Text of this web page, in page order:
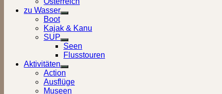
zu Wasser
Show
sub
menu
Boot
Kajak & Kanu
SUP
Show
sub
menu
Seen
Flusstouren
Aktivitäten
Show
sub
menu
Action
Ausflüge
Museen